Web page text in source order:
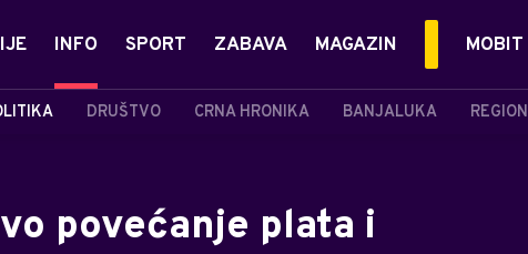
INFO
DRUŠTVO CRNA HRONIKA BANJALUKA REGION
SPORT ZABAVA MAGAZIN MOBIT
povećanje plata i